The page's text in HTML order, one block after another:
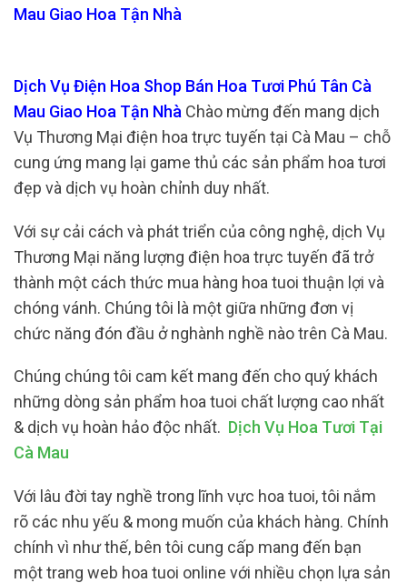
Mau Giao Hoa Tận Nhà
Dịch Vụ Điện Hoa Shop Bán Hoa Tươi Phú Tân Cà
Mau Giao Hoa Tận Nhà Chào mừng đến mang dịch
Vụ Thương Mại điện hoa trực tuyến tại Cà Mau – chỗ
cung ứng mang lại game thủ các sản phẩm hoa tươi
đẹp và dịch vụ hoàn chỉnh duy nhất.
Với sự cải cách và phát triển của công nghệ, dịch Vụ
Thương Mại năng lượng điện hoa trực tuyến đã trở
thành một cách thức mua hàng hoa tuoi thuận lợi và
chóng vánh. Chúng tôi là một giữa những đơn vị
chức năng đón đầu ở nghành nghề nào trên Cà Mau.
Chúng chúng tôi cam kết mang đến cho quý khách
những dòng sản phẩm hoa tuoi chất lượng cao nhất
& dịch vụ hoàn hảo độc nhất. Dịch Vụ Hoa Tươi Tại
Cà Mau
Với lâu đời tay nghề trong lĩnh vực hoa tuoi, tôi nắm
rõ các nhu yếu & mong muốn của khách hàng. Chính
chính vì như thế, bên tôi cung cấp mang đến bạn
một trang web hoa tuoi online với nhiều chọn lựa sản